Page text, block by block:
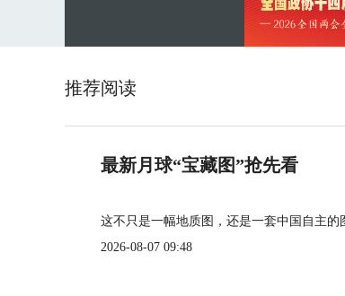
推荐阅读
最新月球“宝藏图”抢先看
这不只是一幅地质图，还是一套中国自主的
2026-08-07 09:48